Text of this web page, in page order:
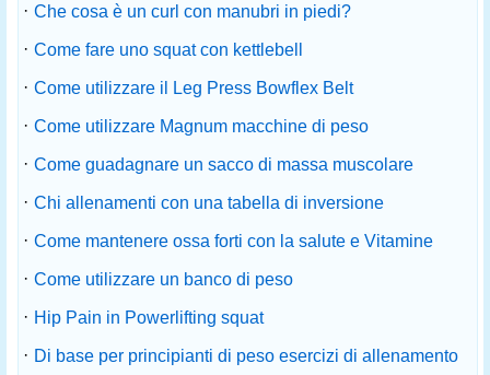
· Che cosa è un curl con manubri in piedi?
· Come fare uno squat con kettlebell
· Come utilizzare il Leg Press Bowflex Belt
· Come utilizzare Magnum macchine di peso
· Come guadagnare un sacco di massa muscolare
· Chi allenamenti con una tabella di inversione
· Come mantenere ossa forti con la salute e Vitamine
· Come utilizzare un banco di peso
· Hip Pain in Powerlifting squat
· Di base per principianti di peso esercizi di allenamento